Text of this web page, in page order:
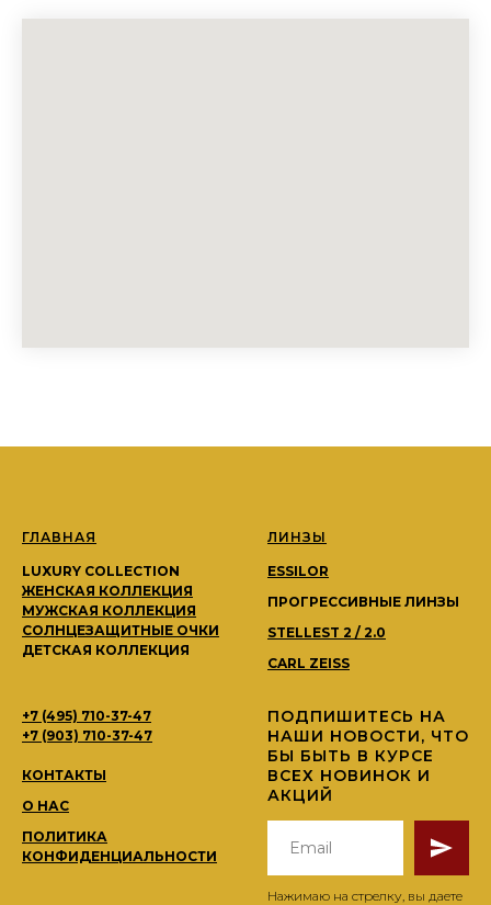
ГЛАВНАЯ
LUXURY COLLECTION
ЖЕНСКАЯ КОЛЛЕКЦИЯ
МУЖСКАЯ КОЛЛЕКЦИЯ
СОЛНЦЕЗАЩИТНЫЕ ОЧКИ
ДЕТСКАЯ КОЛЛЕКЦИЯ
ЛИНЗЫ
ESSILOR
ПРОГРЕССИВНЫЕ ЛИНЗЫ
STELLEST 2 / 2.0
CARL ZEISS
+7 (495) 710-37-47
+7 (903) 710-37-47
КОНТАКТЫ
О НАС
ПОЛИТИКА
КОНФИДЕНЦИАЛЬНОСТИ
ПОДПИШИТЕСЬ НА
НАШИ НОВОСТИ, ЧТО
БЫ БЫТЬ В КУРСЕ
ВСЕХ НОВИНОК И
АКЦИЙ
Нажимаю на стрелку, вы даете